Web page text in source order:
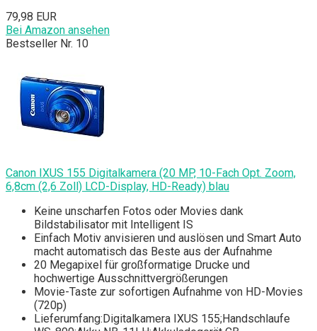
79,98 EUR
Bei Amazon ansehen
Bestseller Nr. 10
Canon IXUS 155 Digitalkamera (20 MP, 10-Fach Opt. Zoom,
6,8cm (2,6 Zoll) LCD-Display, HD-Ready) blau
Keine unscharfen Fotos oder Movies dank
Bildstabilisator mit Intelligent IS
Einfach Motiv anvisieren und auslösen und Smart Auto
macht automatisch das Beste aus der Aufnahme
20 Megapixel für großformatige Drucke und
hochwertige Ausschnittvergrößerungen
Movie-Taste zur sofortigen Aufnahme von HD-Movies
(720p)
Lieferumfang:Digitalkamera IXUS 155;Handschlaufe